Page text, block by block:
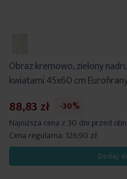
Obraz kremowo, zielony
kwiatami 45x60 cm
88,83 zł
-30%
Najniższa cena z 30 dni przed
Cena regularna: 126,90 zł
Dodaj